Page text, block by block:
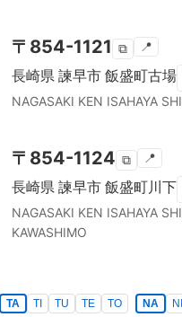
〒 854-1121 ⧉ 📍
長崎県 諫早市 飯盛町古場
NAGASAKI KEN ISAHAYA SHI
〒 854-1124 ⧉ 📍
長崎県 諫早市 飯盛町川下
NAGASAKI KEN ISAHAYA SHI
KAWASHIMO
TA TI TU TE TO NA NI